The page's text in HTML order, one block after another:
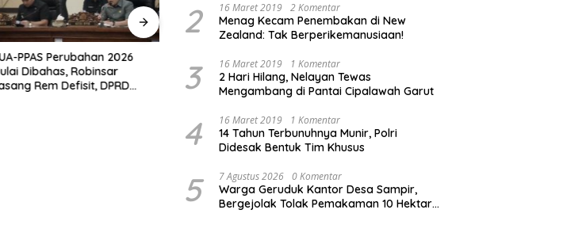
PPAS Perubahan 2026
Dibahas, Robinsar
Rem Defisit, DPRD
Ketika Solar Menentukan Arah
Pelabuhan: Membaca Beban
Operasional Tugboat PT PCM di
Tengah Kenaikan Harga BBM
Hasani Ahmad Said Hadiri Zikir
dan Doa Kebangsaan di
Monas, Teguhkan Spirit
2 16 Maret 2019 2 Komentar
Menag Kecam Penembakan di New
Zealand: Tak Berperikemanusiaan!
3 16 Maret 2019 1 Komentar
2 Hari Hilang, Nelayan Tewas
Mengambang di Pantai Cipalawah Garut
4 16 Maret 2019 1 Komentar
14 Tahun Terbunuhnya Munir, Polri
Didesak Bentuk Tim Khusus
5 7 Agustus 2026 0 Komentar
Warga Geruduk Kantor Desa Sampir,
Bergejolak Tolak Pemakaman 10 Hektare,